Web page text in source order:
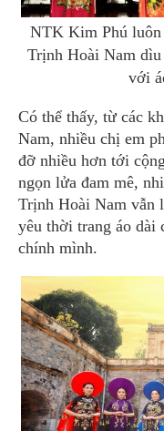
NTK Kim Phú
Trịnh Hoài Nam
với
Có thể thấy, từ các
Nam, nhiều chị em
đỡ nhiều hơn tới
ngọn lửa đam mê,
Trịnh Hoài Nam vẫn
yêu thời trang áo dài
chính mình.